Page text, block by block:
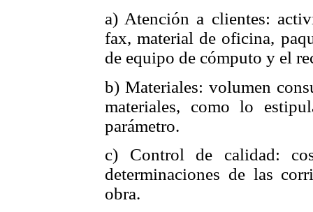
a) Atención a clientes:
fax, material de oficina,
de equipo de cómputo y el
b) Materiales: volumen
materiales, como lo
parámetro.
c) Control de calidad:
determinaciones de las
obra.